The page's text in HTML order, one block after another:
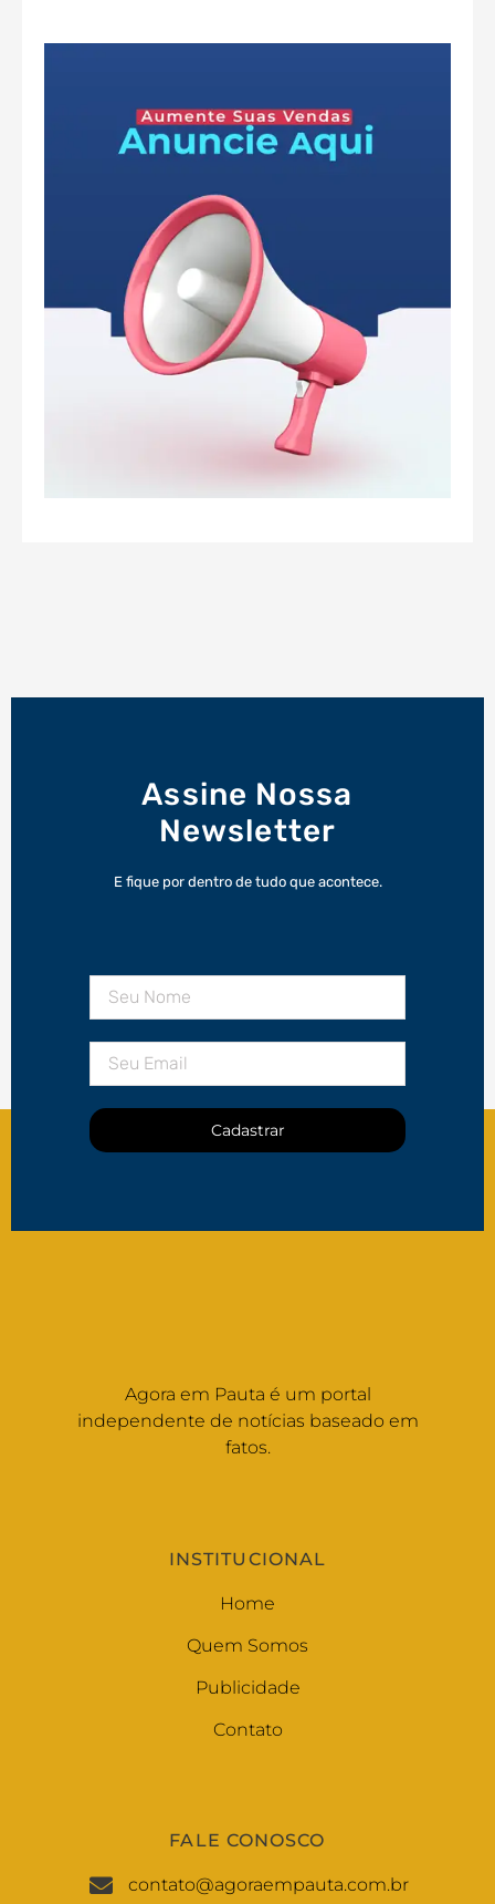
Assine Nossa
Newsletter
E fique por dentro de tudo que acontece.
Cadastrar
Agora em Pauta é um portal
independente de notícias baseado em
fatos.
INSTITUCIONAL
Home
Quem Somos
Publicidade
Contato
FALE CONOSCO
contato@agoraempauta.com.br